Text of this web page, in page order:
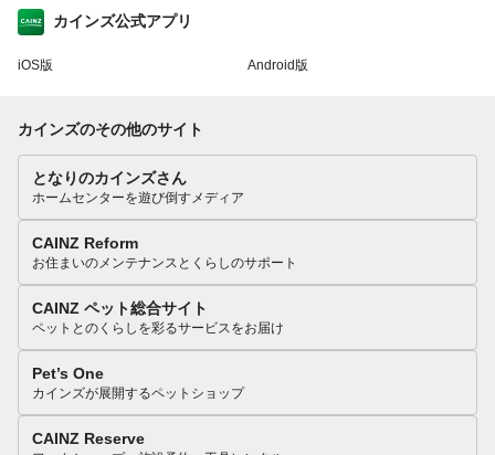
カインズ公式アプリ
iOS版 Android版
カインズのその他のサイト
となりのカインズさん
ホームセンターを遊び倒すメディア
CAINZ Reform
お住まいのメンテナンスとくらしのサポート
CAINZ ペット総合サイト
ペットとのくらしを彩るサービスをお届け
Pet’s One
カインズが展開するペットショップ
CAINZ Reserve